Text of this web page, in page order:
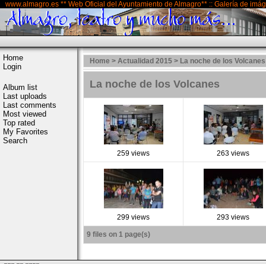
www.almagro.es ** Web Oficial del Ayuntamiento de Almagro** :: Galería de
Home
Login
Album list
Last uploads
Last comments
Most viewed
Top rated
My Favorites
Search
Home > Actualidad 2015 > La noche de los Volcanes
La noche de los Volcanes
259 views 263 views
299 views 293 views
9 files on 1 page(s)